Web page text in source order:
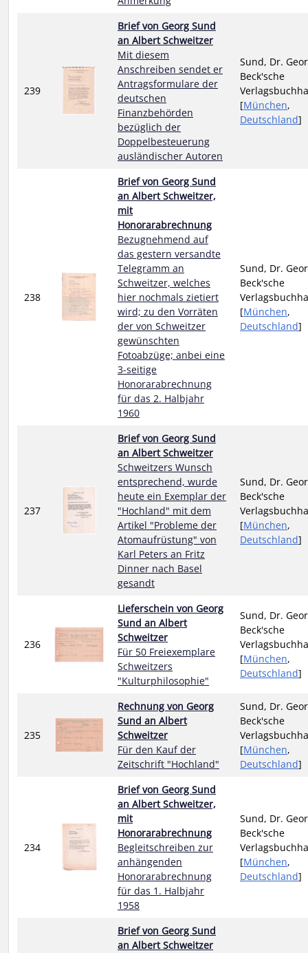
239
Brief von Georg Sund
an Albert Schweitzer
Mit diesem
Anschreiben sendet er
Antragsformulare der
deutschen
Finanzbehörden
bezüglich der
Doppelbesteuerung
ausländischer Autoren
Sund, Dr.
Beck'sche
[München,
Deutschland]
238
Brief von Georg Sund
an Albert Schweitzer,
mit
Honorarabrechnung
Bezugnehmend auf
das gestern versandte
Telegramm an
Schweitzer, welches
hier nochmals zietiert
wird; zu den Vorräten
der von Schweitzer
gewünschten
Fotoabzüge; anbei eine
3-seitige
Honorarabrechnung
für das 2. Halbjahr
1960
Sund, Dr.
Beck'sche
[München,
Deutschland]
237
Brief von Georg Sund
an Albert Schweitzer
Schweitzers Wunsch
entsprechend, wurde
heute ein Exemplar der
"Hochland" mit dem
Artikel "Probleme der
Atomaufrüstung" von
Karl Peters an Fritz
Dinner nach Basel
gesandt
Sund, Dr.
Beck'sche
[München,
Deutschland]
236
Lieferschein von Georg
Sund an Albert
Schweitzer
Für 50 Freiexemplare
Schweitzers
"Kulturphilosophie"
Sund, Dr.
Beck'sche
[München,
Deutschland]
235
Rechnung von Georg
Sund an Albert
Schweitzer
Für den Kauf der
Zeitschrift "Hochland"
Sund, Dr.
Beck'sche
[München,
Deutschland]
234
Brief von Georg Sund
an Albert Schweitzer,
mit
Honorarabrechnung
Begleitschreiben zur
anhängenden
Honorarabrechnung
für das 1. Halbjahr
1958
Sund, Dr.
Beck'sche
[München,
Deutschland]
Brief von Georg Sund
an Albert Schweitzer